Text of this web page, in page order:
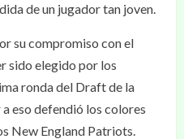
de un jugador tan joven.
su compromiso con el
sido elegido por los
ronda del Draft de la
eso defendió los colores
New England Patriots.